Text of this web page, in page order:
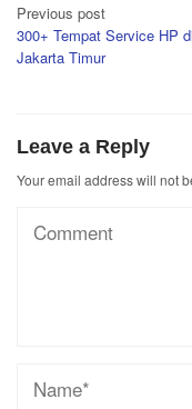
Post
navigation
Previous post
300+ Tempat Service HP
Jakarta Timur
Leave a Reply
Your email address will not